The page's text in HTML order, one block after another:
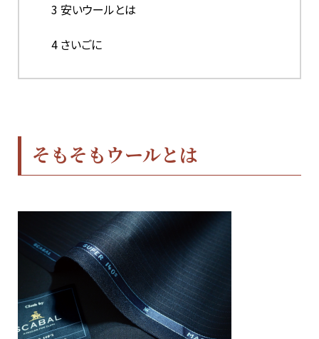
3 安いウールとは
4 さいごに
そもそもウールとは